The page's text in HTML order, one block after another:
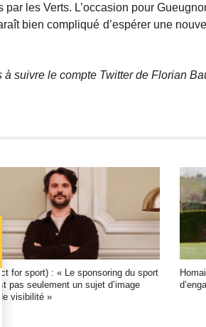
les Verts. L’occasion pour
bien compliqué d’espérer une
suivre le compte Twitter de Florian
for sport) : « Le sponsoring du sport
pas seulement un sujet d’image
visibilité »